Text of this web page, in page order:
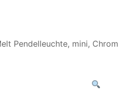
Pendelleuchte, mini, Chrom